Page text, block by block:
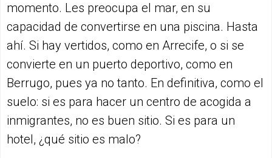
momento. Les preocupa el mar, en su
capacidad de convertirse en una piscina. Hasta
ahí. Si hay vertidos, como en Arrecife, o si se
convierte en un puerto deportivo, como en
Berrugo, pues ya no tanto. En definitiva, como el
suelo: si es para hacer un centro de acogida a
inmigrantes, no es buen sitio. Si es para un
hotel, ¿qué sitio es malo?